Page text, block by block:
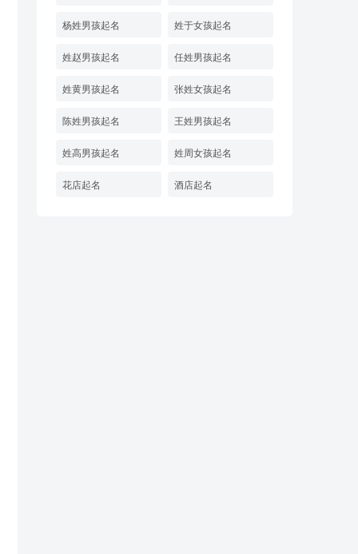
杨姓男孩起名 姓于女孩起名
姓赵男孩起名 任姓男孩起名
姓黄男孩起名 张姓女孩起名
陈姓男孩起名 王姓男孩起名
姓高男孩起名 姓周女孩起名
花店起名 酒店起名